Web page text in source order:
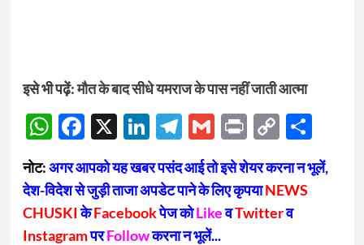
इसे भी पढ़ें:मौत के बाद सीधे यमराज के पास नहीं जाती आत्मा
WhatsApp
Facebook
X LinkedIn
Telegram
Gmail
Print
Copy
Link
नोट:अगर आपको यह खबर पसंद आई तो इसे शेयर करना न भूलें,
देश-विदेश से जुड़ी ताजा अपडेट पाने के लिए कृपयाNEWS
CHUSKIकेFacebookपेज कोLikeवTwitterव
InstagramपरFollowकरना न भूलें...